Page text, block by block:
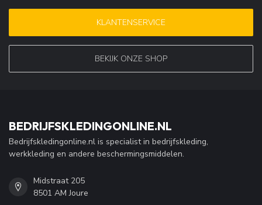
KLANTENSERVICE
BEKIJK ONZE SHOP
BEDRIJFSKLEDINGONLINE.NL
Bedrijfskledingonline.nl is specialist in bedrijfskleding,
werkkleding en andere beschermingsmiddelen.
Midstraat 205
8501 AM Joure